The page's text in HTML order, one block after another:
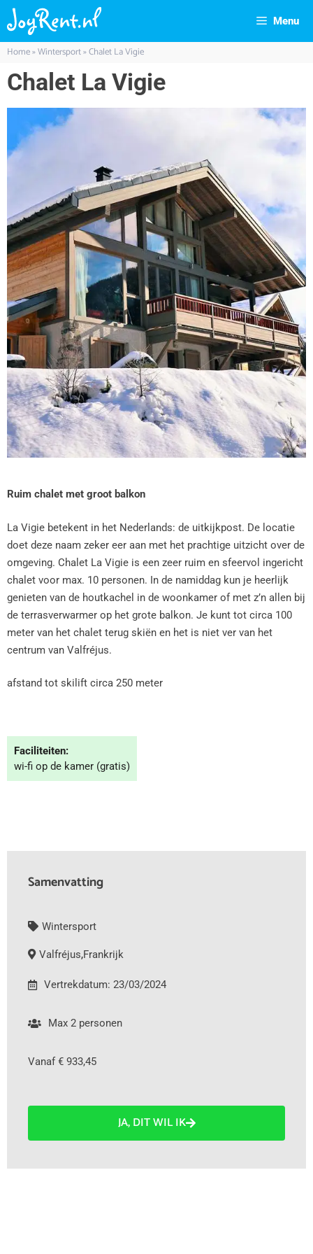
Menu
Home»Wintersport»Chalet La Vigie
Chalet La Vigie
Ruim chalet met groot balkon
La Vigie betekent in het Nederlands: de uitkijkpost. De locatie
doet deze naam zeker eer aan met het prachtige uitzicht over de
omgeving. Chalet La Vigie is een zeer ruim en sfeervol ingericht
chalet voor max. 10 personen. In de namiddag kun je heerlijk
genieten van de houtkachel in de woonkamer of met z’n allen bij
de terrasverwarmer op het grote balkon. Je kunt tot circa 100
meter van het chalet terug skiën en het is niet ver van het
centrum van Valfréjus.
afstand tot skilift circa 250 meter
Faciliteiten:
wi-fi op de kamer (gratis)
Samenvatting
Wintersport
Valfréjus,Frankrijk
Vertrekdatum: 23/03/2024
Max 2 personen
Vanaf € 933,45
JA, DIT WIL IK